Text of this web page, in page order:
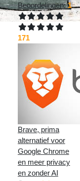
Beoordelingen:1
171
Brave, prima
alternatief voor
Google Chrome
en meer privacy
en zonder AI